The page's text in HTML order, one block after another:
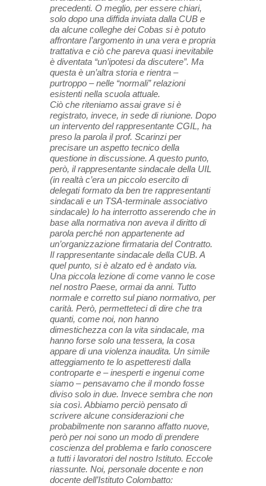
precedenti. O meglio, per essere chiari,
solo dopo una diffida inviata dalla CUB e
da alcune colleghe dei Cobas si è potuto
affrontare l’argomento in una vera e propria
trattativa e ciò che pareva quasi inevitabile
è diventata “un’ipotesi da discutere”. Ma
questa è un’altra storia e rientra –
purtroppo – nelle “normali” relazioni
esistenti nella scuola attuale.
Ciò che riteniamo assai grave si è
registrato, invece, in sede di riunione. Dopo
un intervento del rappresentante CGIL, ha
preso la parola il prof. Scarinzi per
precisare un aspetto tecnico della
questione in discussione. A questo punto,
però, il rappresentante sindacale della UIL
(in realtà c’era un piccolo esercito di
delegati formato da ben tre rappresentanti
sindacali e un TSA-terminale associativo
sindacale) lo ha interrotto asserendo che in
base alla normativa non aveva il diritto di
parola perché non appartenente ad
un’organizzazione firmataria del Contratto.
Il rappresentante sindacale della CUB. A
quel punto, si è alzato ed è andato via.
Una piccola lezione di come vanno le cose
nel nostro Paese, ormai da anni. Tutto
normale e corretto sul piano normativo, per
carità. Però, permetteteci di dire che tra
quanti, come noi, non hanno
dimestichezza con la vita sindacale, ma
hanno forse solo una tessera, la cosa
appare di una violenza inaudita. Un simile
atteggiamento te lo aspetteresti dalla
controparte e – inesperti e ingenui come
siamo – pensavamo che il mondo fosse
diviso solo in due. Invece sembra che non
sia così. Abbiamo perciò pensato di
scrivere alcune considerazioni che
probabilmente non saranno affatto nuove,
però per noi sono un modo di prendere
coscienza del problema e farlo conoscere
a tutti i lavoratori del nostro Istituto. Eccole
riassunte. Noi, personale docente e non
docente dell’Istituto Colombatto: